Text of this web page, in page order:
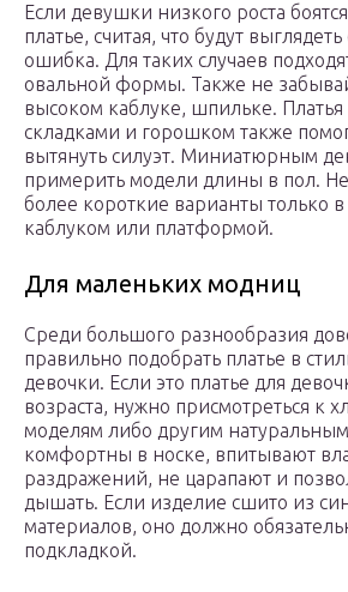
Если девушки низкого роста
платье, считая, что будут
ошибка. Для таких случаев
овальной формы. Также не
высоком каблуке, шпильке.
складками и горошком также
вытянуть силуэт. Миниатюрным
примерить модели длины в пол.
более короткие варианты только в
каблуком или платформой.
Для маленьких модниц
Среди большого разнообразия
правильно подобрать платье в
девочки. Если это платье для
возраста, нужно присмотреться к
моделям либо другим
комфортны в носке, впитывают
раздражений, не царапают и
дышать. Если изделие сшито из
материалов, оно должно
подкладкой.